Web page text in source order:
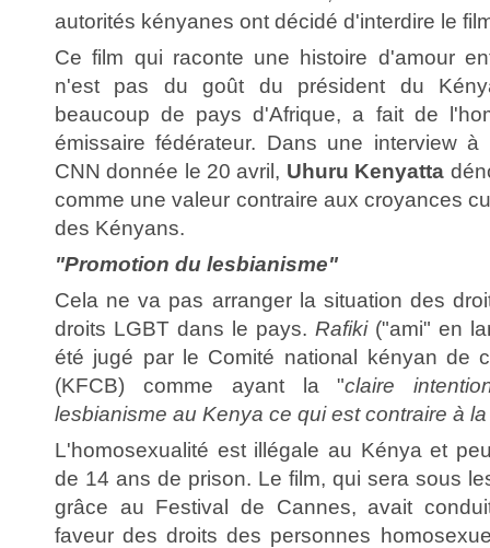
autorités kényanes ont décidé d'interdire le
Ce film qui raconte une histoire d'amour
n'est pas du goût du président du
beaucoup de pays d'Afrique, a fait de
émissaire fédérateur. Dans une interview
CNN donnée le 20 avril, Uhuru Kenyatta
comme une valeur contraire aux croyances
des Kényans.
"Promotion du lesbianisme"
Cela ne va pas arranger la situation des
droits LGBT dans le pays. Rafiki("ami" en
été jugé par le Comité national kényan de
(KFCB) comme ayant la "claire
lesbianisme au Kenya ce qui est contraire à
L'homosexualité est illégale au Kénya et
de 14 ans de prison. Le film, qui sera sous
grâce au Festival de Cannes, avait
faveur des droits des personnes